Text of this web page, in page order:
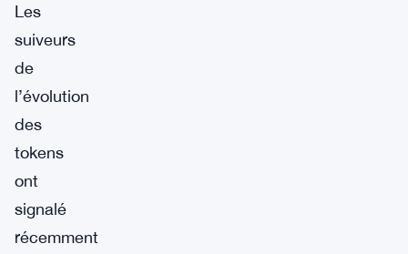
Les
suiveurs
de
l’évolution
des
tokens
ont
signalé
récemment